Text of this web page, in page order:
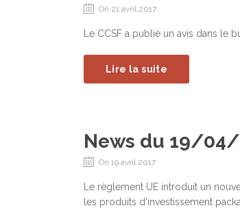
On 21 avril 2017
Le CCSF a publié un avis dans le
Lire la suite
News du 19/04/
On 19 avril 2017
Le règlement UE introduit un
les produits d'investissement